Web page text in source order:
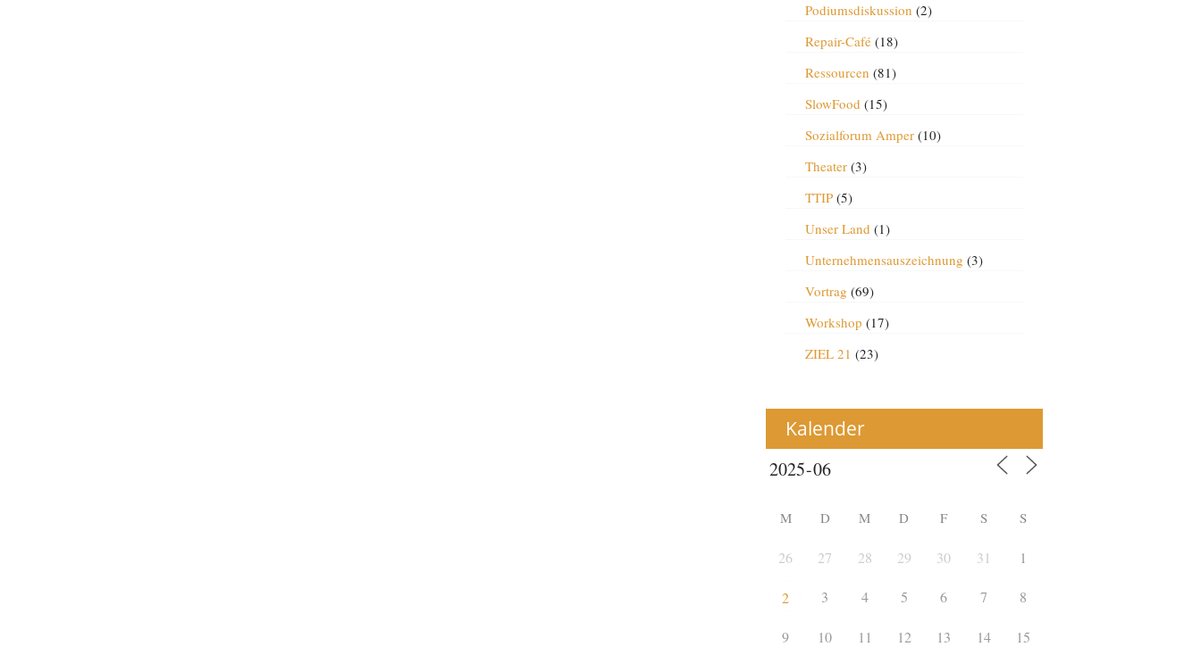
Podiumsdiskussion (2)
Repair-Café(18)
Ressourcen (81)
SlowFood (15)
Sozialforum Amper(10)
Theater(3)
TTIP(5)
Unser Land (1)
Unternehmensauszeichnung (3)
Vortrag (69)
Workshop (17)
ZIEL 21 (23)
Kalender
M D M D F S S
26 27 28 29 30 31 1
2 3 4 5 6 7 8
9 10 11 12 13 14 15